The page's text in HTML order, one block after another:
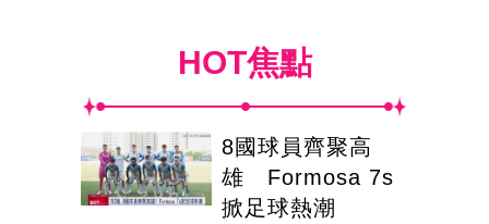
HOT焦點
8國球員齊聚高
雄 Formosa 7s
掀足球熱潮